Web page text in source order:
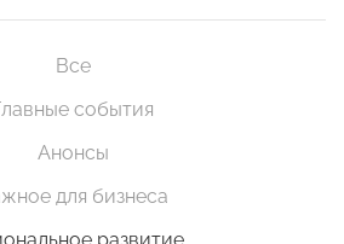
Все
события
Анонсы
для бизнеса